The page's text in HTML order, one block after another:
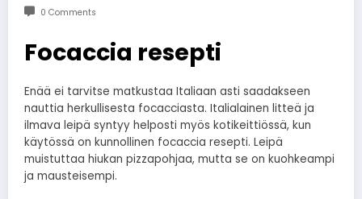
0 Comments
Focaccia resepti
Enää ei tarvitse matkustaa Italiaan asti saadakseen
nauttia herkullisesta focacciasta. Italialainen litteä ja
ilmava leipä syntyy helposti myös kotikeittiössä, kun
käytössä on kunnollinen focaccia resepti. Leipä
muistuttaa hiukan pizzapohjaa, mutta se on kuohkeampi
ja mausteisempi.